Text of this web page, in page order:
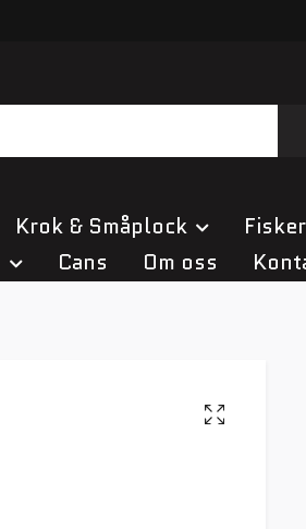
Krok & Småplock
Cans Om oss